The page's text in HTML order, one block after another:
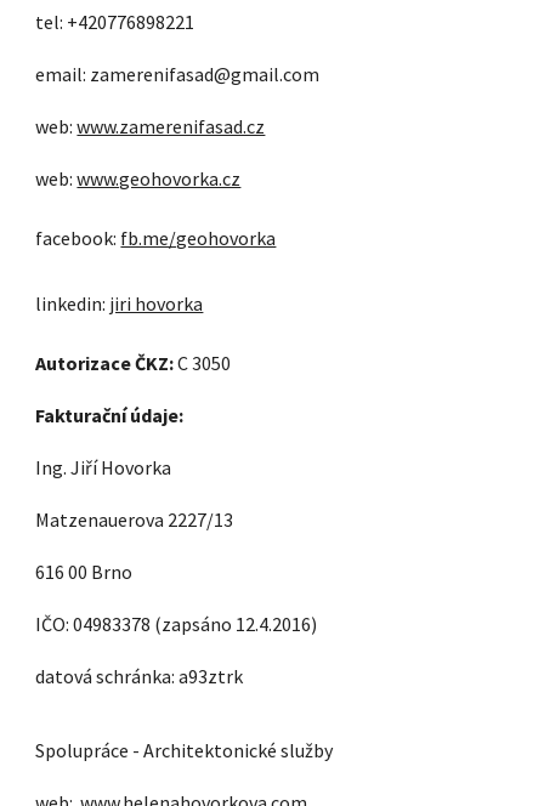
tel: +420776898221
email: zamerenifasad@gmail.com
web:www.zamerenifasad.cz
web:www.geohovorka.cz
facebook: fb.me/geohovorka
linkedin: jiri hovorka
Autorizace ČKZ:C 3050
Fakturační údaje:
Ing. Jiří Hovorka
Matzenauerova 2227/13
616 00 Brno
IČO: 04983378 (zapsáno 12.4.2016)
datová schránka: a93ztrk
Spolupráce - Architektonické služby